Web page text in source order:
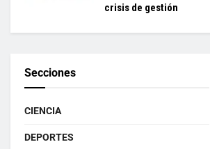
crisis de gestión
Secciones
CIENCIA
DEPORTES